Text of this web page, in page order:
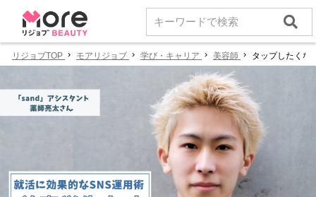
リジョブTOP モアリジョブ 学び・キャリア 美容師 タップしたく